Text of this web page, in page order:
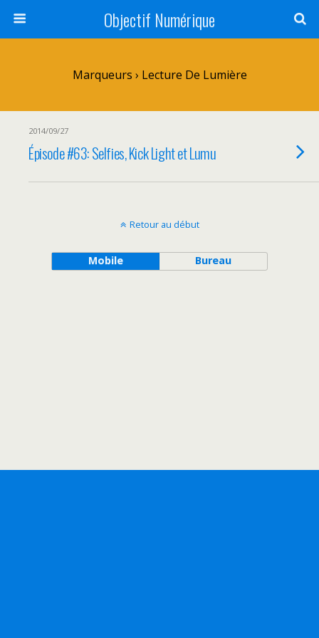
Objectif Numérique
Marqueurs › Lecture De Lumière
2014/09/27
Épisode #63: Selfies, Kick Light et Lumu
Retour au début
Mobile Bureau